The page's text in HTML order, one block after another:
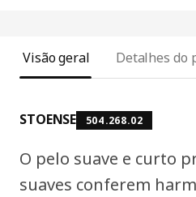
Visão geral Detalhes do
STOENSE 504.268.02
O pelo suave e curto
suaves conferem